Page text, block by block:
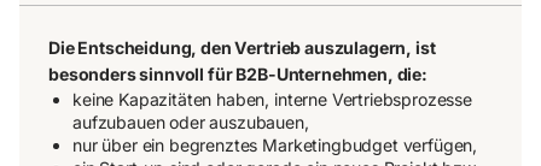
Die Entscheidung, den Vertrieb auszulagern, ist
besonders sinnvoll für B2B-Unternehmen, die:
keine Kapazitäten haben, interne Vertriebsprozesse
aufzubauen oder auszubauen,
nur über ein begrenztes Marketingbudget verfügen,